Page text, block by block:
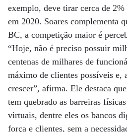
exemplo, deve tirar cerca de
em 2020. Soares complementa
BC, a competição maior é
“Hoje, não é preciso possuir
centenas de milhares de
máximo de clientes possíveis e,
crescer”, afirma. Ele destaca
tem quebrado as barreiras
virtuais, dentre eles os bancos
força e clientes, sem a